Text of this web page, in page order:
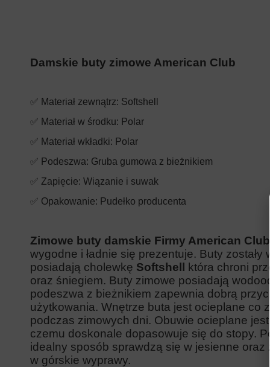
Damskie buty zimowe American Club
✅ Materiał zewnątrz: Softshell
✅ Materiał w środku: Polar
✅ Materiał wkładki: Polar
✅ Podeszwa: Gruba gumowa z bieżnikiem
✅ Zapięcie: Wiązanie i suwak
✅ Opakowanie: Pudełko producenta
Zimowe buty damskie Firmy American Club
wygodne i ładnie się prezentuje. Buty zostały
posiadają cholewkę Softshell która chroni
oraz śniegiem. Buty zimowe posiadają
podeszwa z bieżnikiem zapewnia dobrą
użytkowania. Wnętrze buta jest ocieplane co
podczas zimowych dni. Obuwie ocieplane
czemu doskonale dopasowuje się do stopy.
idealny sposób sprawdzą się w jesienne
w górskie wyprawy.